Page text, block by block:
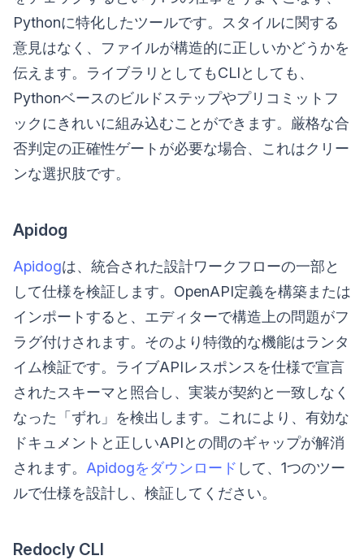
Pythonに特化したツールです。スタイルに関する
意見はなく、ファイルが構造的に正しいかどうかを
伝えます。ライブラリとしてもCLIとしても、
Pythonベースのビルドステップやプリコミットフ
ックにきれいに組み込むことができます。厳格な合
否判定の正確性ゲートが必要な場合、これはクリー
ンな選択肢です。
Apidog
Apidogは、統合された設計ワークフローの一部と
して仕様を検証します。OpenAPI定義を構築または
インポートすると、エディターで構造上の問題がフ
ラグ付けされます。そのより特徴的な機能はランタ
イム検証です。ライブAPIレスポンスを仕様で宣言
されたスキーマと照合し、実装が契約と一致しなく
なった「ずれ」を検出します。これにより、有効な
ドキュメントと正しいAPIとの間のギャップが解消
されます。 Apidogをダウンロード して、1つのツー
ルで仕様を設計し、検証してください。
Redocly CLI